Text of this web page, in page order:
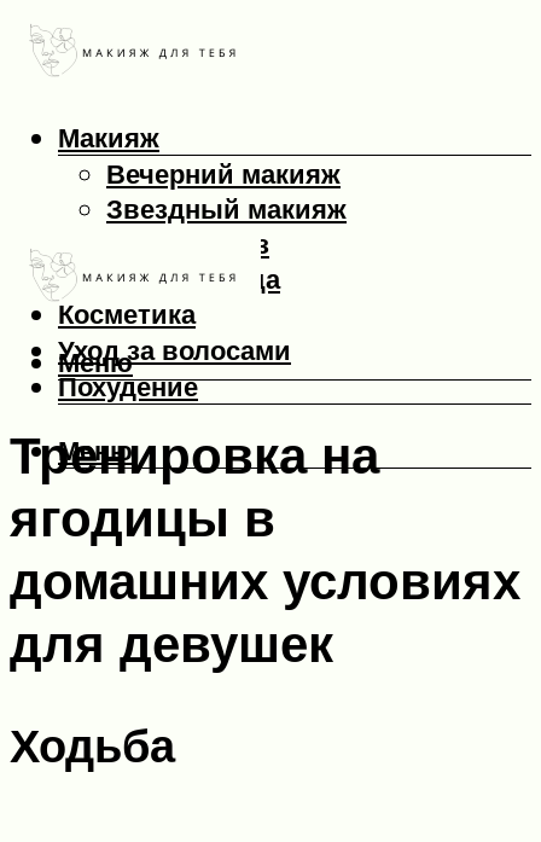
Макияж
Вечерний макияж
Звездный макияж
Макияж глаз
Макияж лица
Косметика
Уход за волосами
Похудение
Меню
Меню
Тренировка на
ягодицы в
домашних условиях
для девушек
Ходьба